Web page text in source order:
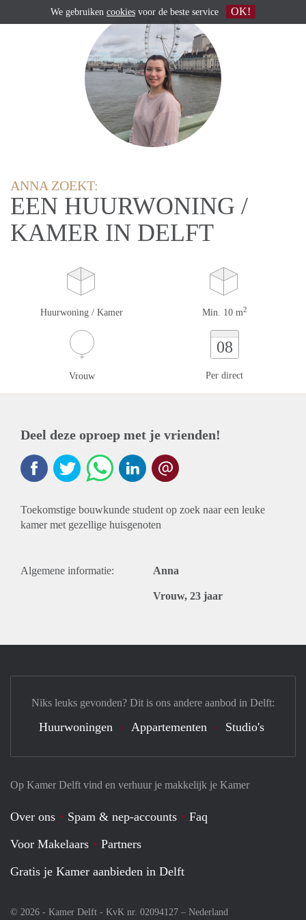
ANNA ZOEKT:
EEN HUURWONING /
KAMER IN DELFT
Huurwoning / Kamer Min. 10 m2
Vrouw
08
Per direct
Deel deze oproep met je vrienden!
Toekomstige bouwkunde student op zoek naar een leuke
kamer met gezellige huisgenoten
Algemene informatie: Anna
Vrouw, 23 jaar
Op Kamer Delft vind en verhuur je makkelijk je Kamer
Over ons Spam & nep-accounts
Faq
Voor Makelaars
Partners
Gratis je Kamer aanbieden in Delft
© 2026 - Kamer Delft - KvK nr. 02094127 – Nederland
Niks leuks gevonden? Dit is ons andere aanbod in Delft:
Huurwoningen Appartementen Studio's
We gebruiken cookies voor de beste service OK!